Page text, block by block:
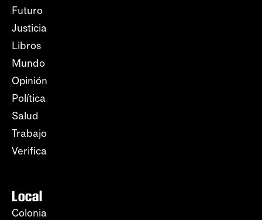
Futuro
Justicia
Libros
Mundo
Opinión
Política
Salud
Trabajo
Verifica
Local
Colonia